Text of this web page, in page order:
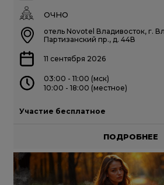
ОЧНО
отель Novotel Владивосток, г.
Партизанский пр., д. 44В
11 сентября 2026
03:00 - 11:00 (мск)
10:00 - 18:00 (местное)
Участие бесплатное
ПОДРОБНЕЕ